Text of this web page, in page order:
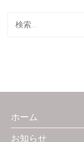
検
ホーム
お知らせ